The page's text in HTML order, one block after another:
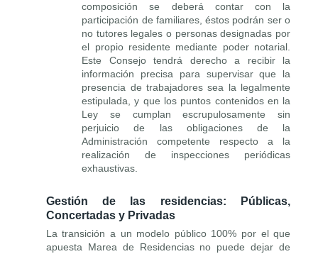
composición se deberá contar con la
participación de familiares, éstos podrán ser o
no tutores legales o personas designadas por
el propio residente mediante poder notarial.
Este Consejo tendrá derecho a recibir la
información precisa para supervisar que la
presencia de trabajadores sea la legalmente
estipulada, y que los puntos contenidos en la
Ley se cumplan escrupulosamente sin
perjuicio de las obligaciones de la
Administración competente respecto a la
realización de inspecciones periódicas
exhaustivas.
Gestión de las residencias: Públicas,
Concertadas y Privadas
La transición a un modelo público 100% por el que
apuesta Marea de Residencias no puede dejar de